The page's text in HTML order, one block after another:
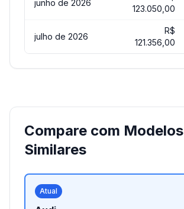
junho de 2026
123.050,00
julho de 2026
R$
121.356,00
Compare com Modelos
Similares
Atual